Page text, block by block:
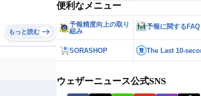
もっと読む
便利なメニュー
予報精度向上の取り
組み
予報に関するFAQ
SORASHOP The Last 10-
ウェザーニュース公式SNS